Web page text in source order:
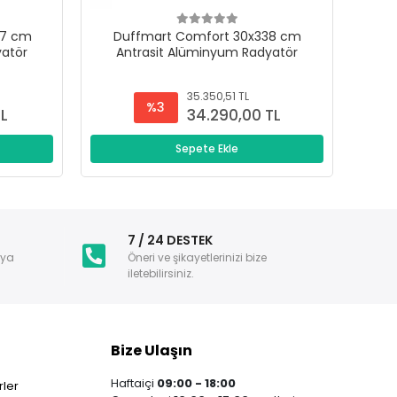
cm
Duffmart Comfort 30x338 cm
Antrasit Alüminyum Radyatör
%3
35.350,51 TL
34.290,00 TL
Sepete Ekle
7 / 24 DESTEK
Öneri ve şikayetlerinizi bize
iletebilirsiniz.
Bize Ulaşın
Haftaiçi 09:00 - 18:00